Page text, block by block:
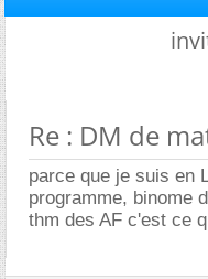
Re : DM de
parce que je suis en
programme, binome
thm des AF c'est ce